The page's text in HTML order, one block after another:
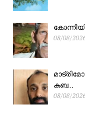
ജയം
08/08/
കബ...
08/08/